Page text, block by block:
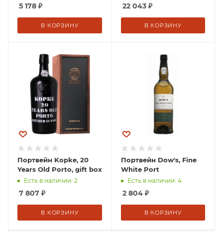
5 178 ₽
В КОРЗИНУ
22 043₽
В КОРЗИНУ
Портвейн Kopke, 20
Years Old Porto, gift box
Есть в наличии: 2
7 807 ₽
В КОРЗИНУ
Портвейн Dow's, Fine
White Port
Есть в наличии: 4
2 804₽
В КОРЗИНУ